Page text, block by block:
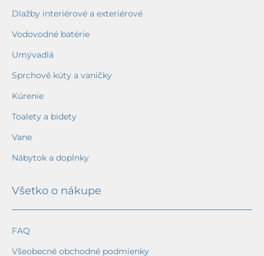
Dlažby interiérové a exteriérové
Vodovodné batérie
Umývadlá
Sprchové kúty a vaničky
Kúrenie
Toalety a bidety
Vane
Nábytok a doplnky
Všetko o nákupe
FAQ
Všeobecné obchodné podmienky